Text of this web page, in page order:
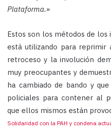
Plataforma.»
Estos son los métodos de
está utilizando para
retroceso y la involución
muy preocupantes y
ha cambiado de bando y
policiales para contener al
que ellos mismos están
Solidaridad con la PAH y condena